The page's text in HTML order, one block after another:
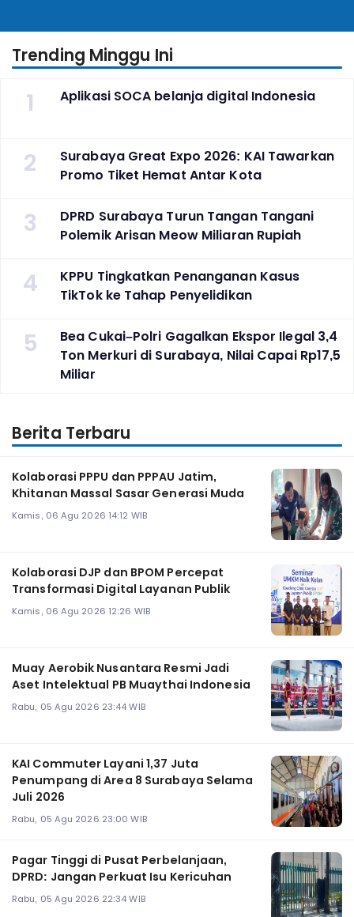
Perguruan Tinggi
Trending Minggu Ini
1 Aplikasi SOCA belanja digital Indonesia
2
Surabaya Great Expo 2026: KAI Tawarkan
Promo Tiket Hemat Antar Kota
3
DPRD Surabaya Turun Tangan Tangani
Polemik Arisan Meow Miliaran Rupiah
4
KPPU Tingkatkan Penanganan Kasus
TikTok ke Tahap Penyelidikan
5
Bea Cukai–Polri Gagalkan Ekspor Ilegal 3,4
Ton Merkuri di Surabaya, Nilai Capai Rp17,5
Miliar
Berita Terbaru
Kolaborasi PPPU dan PPPAU Jatim,
Khitanan Massal Sasar Generasi Muda
Kamis, 06 Agu 2026 14:12 WIB
Kolaborasi DJP dan BPOM Percepat
Transformasi Digital Layanan Publik
Kamis, 06 Agu 2026 12:26 WIB
Muay Aerobik Nusantara Resmi Jadi
Aset Intelektual PB Muaythai Indonesia
Rabu, 05 Agu 2026 23:44 WIB
KAI Commuter Layani 1,37 Juta
Penumpang di Area 8 Surabaya Selama
Juli 2026
Rabu, 05 Agu 2026 23:00 WIB
Pagar Tinggi di Pusat Perbelanjaan,
DPRD: Jangan Perkuat Isu Kericuhan
Rabu, 05 Agu 2026 22:34 WIB